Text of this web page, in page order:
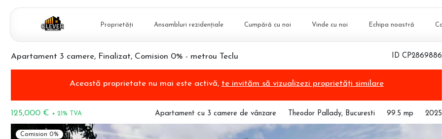
Proprietăți Ansambluri rezidențiale Cumpără cu noi Vinde cu noi Echipa noastră
ID CP2869886
Apartament 3 camere, Finalizat, Comision 0% - metrou Teclu
Această proprietate nu mai este activă, te invităm să vizualizezi proprietăți similare
125,000 € + 21% TVA Apartament cu 3 camere de vânzare Theodor Pallady, Bucuresti 99.5 mp 2025
Comision 0%